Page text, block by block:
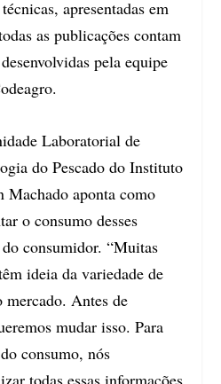
apresentadas em
as publicações contam
pela equipe
Laboratorial de
do Pescado do Instituto
Machado aponta como
o consumo desses
consumidor. “Muitas
ideia da variedade de
mercado. Antes de
mudar isso. Para
consumo, nós
todas essas informações